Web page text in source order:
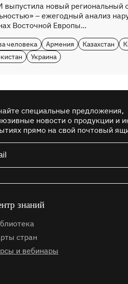
выпустила новый региональный
– ежегодный анализ
Восточной Европы...
человека Армения Казахстан
Украина
специальные предложения,
новости о продукции и
прямо на свой почтовый
знаний
стран
и вебинары